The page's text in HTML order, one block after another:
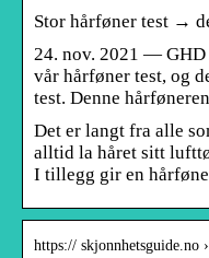
Stor hårføner test →
24. nov. 2021 —
vår hårføner test, og
test. Denne
Det er langt fra alle
alltid la håret sitt
I tillegg gir en
https:// skjonnhetsguide.no